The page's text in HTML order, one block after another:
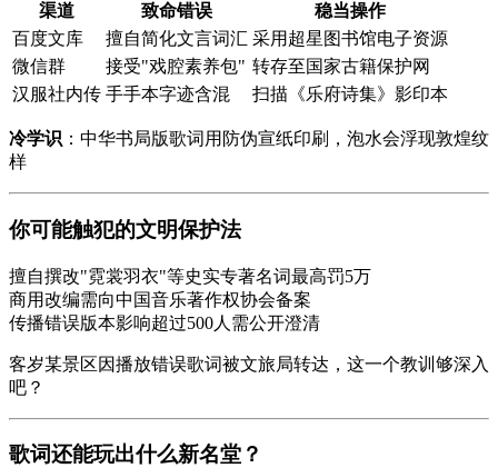
渠道 致命错误
稳当操作
百度文库
擅自简化文言词汇 采用超星图书馆电子资源
微信群
接受"戏腔素养包" 转存至国家古籍保护网
汉服社内传 手手本字迹含混 扫描《乐府诗集》影印本
冷学识 ：中华书局版歌词用防伪宣纸印刷，泡水会浮现敦煌纹
样
你可能触犯的文明保护法
擅自撰改"霓裳羽衣"等史实专著名词最高罚5万
商用改编需向中国音乐著作权协会备案
传播错误版本影响超过500人需公开澄清
客岁某景区因播放错误歌词被文旅局转达，这一个教训够深入
吧？
歌词还能玩出什么新名堂？